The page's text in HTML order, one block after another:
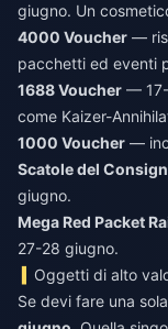
giugno. Un
4000 Voucher —
pacchetti ed eventi
1688 Voucher — 17-
come Kaizer-
1000 Voucher —
Scatole del
giugno.
Mega Red Packet
27-28 giugno.
Oggetti di alto
Se devi fare una